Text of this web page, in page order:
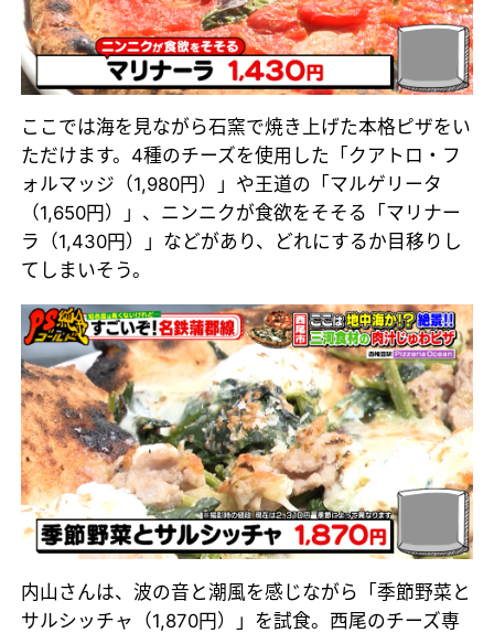
ここでは海を見ながら石窯で焼き上げた本格ピザをい
ただけます。4種のチーズを使用した「クアトロ・フ
ォルマッジ（1,980円）」や王道の「マルゲリータ
（1,650円）」、ニンニクが食欲をそそる「マリナー
ラ（1,430円）」などがあり、どれにするか目移りし
てしまいそう。
内山さんは、波の音と潮風を感じながら「季節野菜と
サルシッチャ（1,870円）」を試食。西尾のチーズ専